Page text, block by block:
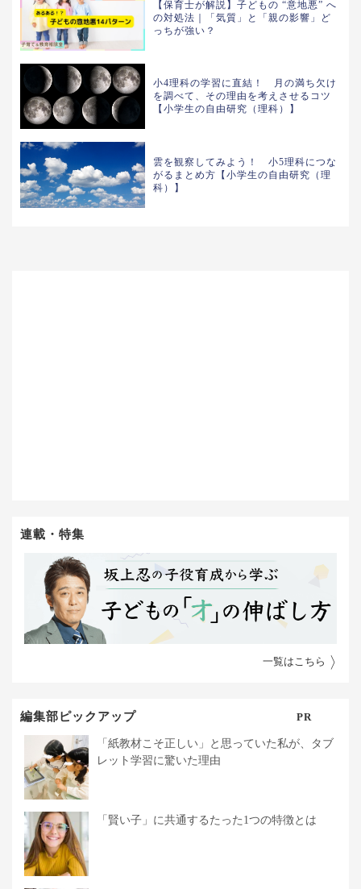
【保育士が解説】子どもの “意地悪” へ
の対処法｜「気質」と「親の影響」ど
っちが強い？
小4理科の学習に直結！ 月の満ち欠け
を調べて、その理由を考えさせるコツ
【小学生の自由研究（理科）】
雲を観察してみよう！ 小5理科につな
がるまとめ方【小学生の自由研究（理
科）】
連載・特集
一覧はこちら
編集部ピックアップ PR
「紙教材こそ正しい」と思っていた私が、タブ
レット学習に驚いた理由
「賢い子」に共通するたった1つの特徴とは